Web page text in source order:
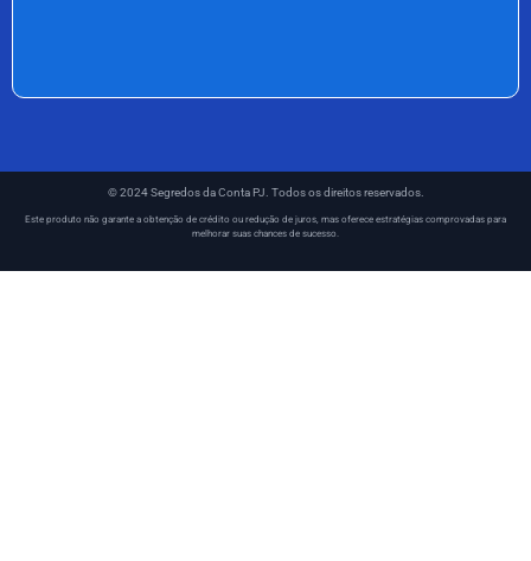
© 2024 Segredos da Conta PJ. Todos os direitos reservados.
Este produto não garante a obtenção de crédito ou redução de juros, mas oferece estratégias comprovadas para
melhorar suas chances de sucesso.